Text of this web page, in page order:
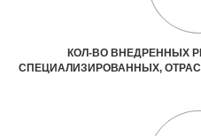
КОЛ-ВО ВНЕДРЕННЫХ
СПЕЦИАЛИЗИРОВАННЫХ,